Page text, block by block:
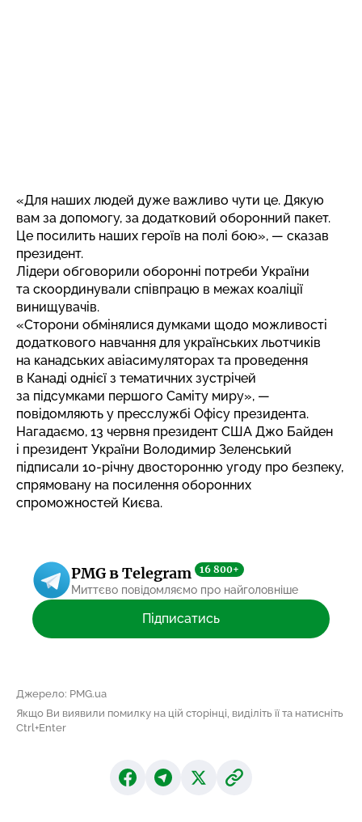
«Для наших людей дуже важливо чути це. Дякую
вам за допомогу, за додатковий оборонний пакет.
Це посилить наших героїв на полі бою», — сказав
президент.
Лідери обговорили оборонні потреби України
та скоординували співпрацю в межах коаліції
винищувачів.
«Сторони обмінялися думками щодо можливості
додаткового навчання для українських льотчиків
на канадських авіасимуляторах та проведення
в Канаді однієї з тематичних зустрічей
за підсумками першого Саміту миру», —
повідомляють у пресслужбі Офісу президента.
Нагадаємо, 13 червня президент США Джо Байден
і президент України Володимир Зеленський
підписали 10-річну двосторонню угоду про безпеку,
спрямовану на посилення оборонних
спроможностей Києва.
PMG в Telegram 16 800+
Миттєво повідомляємо про найголовніше
Підписатись
Джерело: PMG.ua
Якщо Ви виявили помилку на цій сторінці, виділіть її та натисніть
Ctrl+Enter